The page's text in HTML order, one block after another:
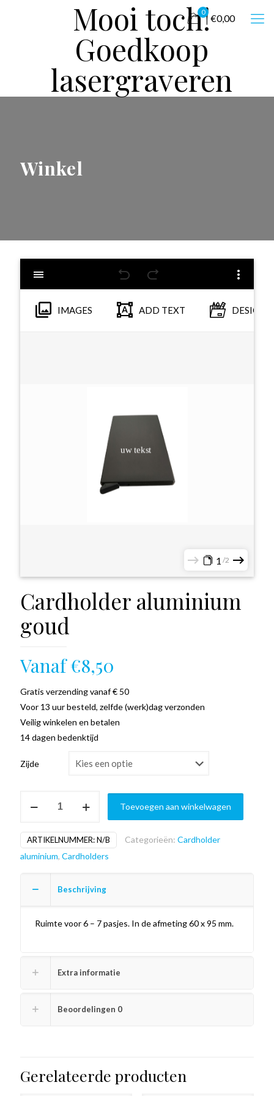
Mooi toch!
Goedkoop
lasergraveren
0
€0,00
Winkel
IMAGES ADD TEXT DESIGNS
1 2
Cardholder aluminium
goud
Vanaf€8,50
Gratis verzending vanaf € 50
Voor 13 uur besteld, zelfde (werk)dag verzonden
Veilig winkelen en betalen
14 dagen bedenktijd
Zijde
aantal
Toevoegen aan winkelwagen
ARTIKELNUMMER:N/B Categorieën: Cardholder
aluminium, Cardholders
Beschrijving
Ruimte voor 6 – 7 pasjes. In de afmeting 60 x 95 mm.
Extra informatie
Beoordelingen 0
Gerelateerde producten